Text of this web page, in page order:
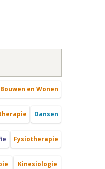
Bouwen en Wonen
Dansen
Fysiotherapie
Kinesiologie